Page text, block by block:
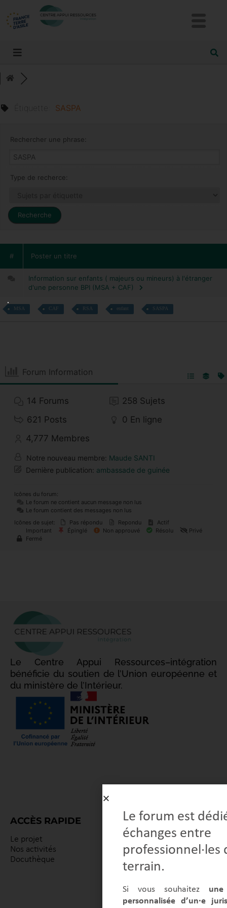
Étiquette: SASPA
Rechercher une phrase:
Type de recherce:
# Poster un titre
Information sur enfants ( majeurs ou mineurs) à l'étranger
d'une personne BPI (MSA + CAF)
MSA CAF RSA enfant SASPA
Forum Information
14 Forums 258 Sujets
621 Posts 0 En ligne
4,777 Membres
Notre nouveau membre: Maude SANTI
Dernière publication: ambassade de guinée
Icônes du forum:
Le forum ne contient aucun message non lus
Le forum contient des messages non lus
Icônes de sujet:
Pas répondu Repondu
Actif
Important
Épinglé Non approuvé Résolu
Privé
Fermé
Le Centre Appui Ressources–intégration
bénéficie du soutien de l’Union européenne et
du ministère de l’Intérieur.
ACCÈS RAPIDE
Le projet
Nos activités
Docuthèque
/
Le forum est
échanges entre
professionnel·les
terrain.
Si vous souhaitez
personnalisée d’un·e